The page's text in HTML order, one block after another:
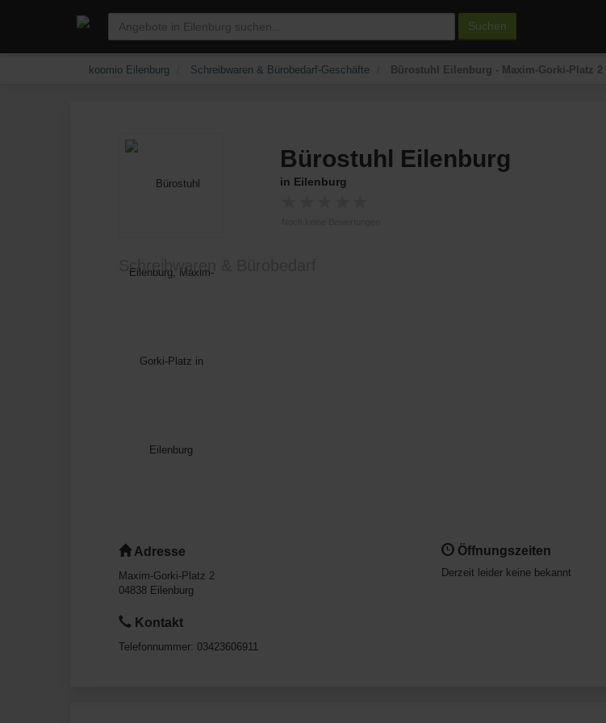
Suchen
koomio Eilenburg Schreibwaren & Bürobedarf-Geschäfte Bürostuhl Eilenburg - Maxim-Gorki-Platz
Bürostuhl Eilenburg
in Eilenburg
Schreibwaren & Bürobedarf
Adresse
Maxim-Gorki-Platz 2
04838 Eilenburg
Kontakt
Telefonnummer: 03423606911
Öffnungszeiten
Derzeit leider keine bekannt